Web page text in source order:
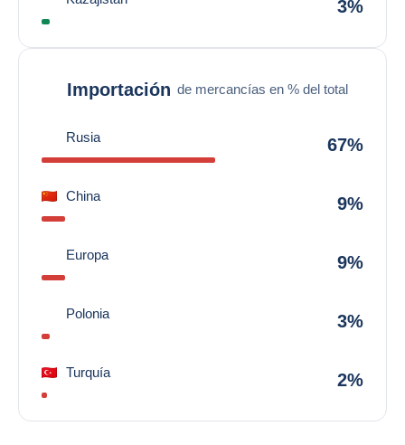
3%
Importación de mercancías en % del total
Rusia 67%
China 9%
Europa 9%
Polonia 3%
Turquía 2%